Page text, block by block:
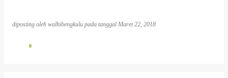
diposting oleh walhibengkulu pada tanggal Maret 22, 2018
0